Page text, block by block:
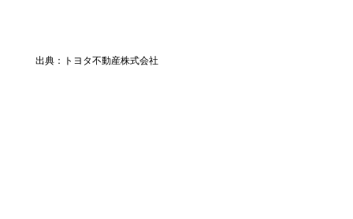
出典：トヨタ不動産株式会社